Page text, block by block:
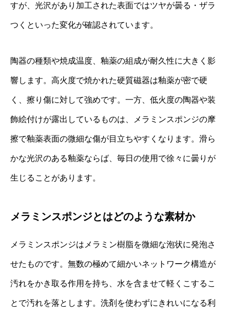
すが、光沢があり加工された表面ではツヤが曇る・ザラ
つくといった変化が確認されています。
陶器の種類や焼成温度、釉薬の組成が耐久性に大きく影
響します。高火度で焼かれた硬質磁器は釉薬が密で硬
く、擦り傷に対して強めです。一方、低火度の陶器や装
飾絵付けが露出しているものは、メラミンスポンジの摩
擦で釉薬表面の微細な傷が目立ちやすくなります。滑ら
かな光沢のある釉薬ならば、毎日の使用で徐々に曇りが
生じることがあります。
メラミンスポンジとはどのような素材か
メラミンスポンジはメラミン樹脂を微細な泡状に発泡さ
せたものです。無数の極めて細かいネットワーク構造が
汚れをかき取る作用を持ち、水を含ませて軽くこするこ
とで汚れを落とします。洗剤を使わずにきれいになる利